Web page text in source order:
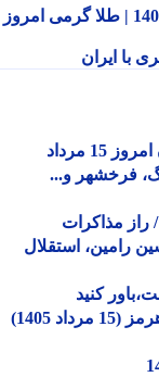
افزایش قیمت طلا و سکه امروز 15 مرداد 1405 | طلا گرمی امروز
ایران
جدول قطعی برق شهرکرد، بروجن و لردگان امروز 15 مرداد
فرخشهر و...
مذاکرات
استقلال
کنید